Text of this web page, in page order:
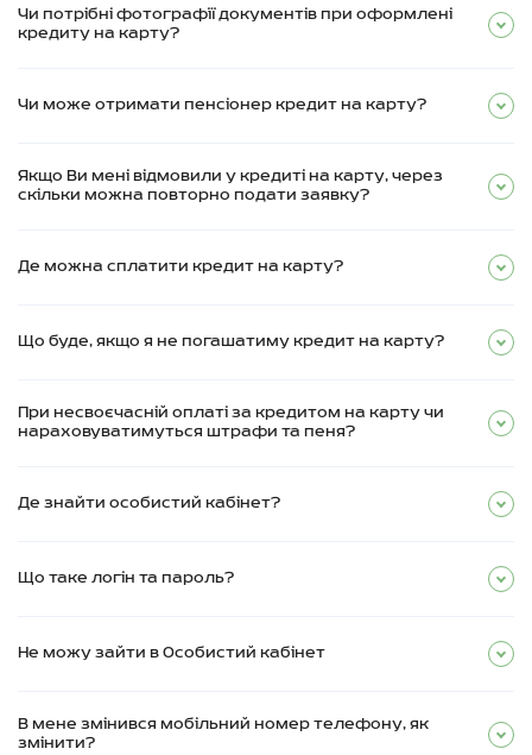
Чи потрібні фотографії документів при оформлені
кредиту на карту?
Чи може отримати пенсіонер кредит на карту?
Якщо Ви мені відмовили у кредиті на карту, через
скільки можна повторно подати заявку?
Де можна сплатити кредит на карту?
Що буде, якщо я не погашатиму кредит на карту?
При несвоєчасній оплаті за кредитом на карту чи
нараховуватимуться штрафи та пеня?
Де знайти особистий кабінет?
Що таке логін та пароль?
Не можу зайти в Особистий кабінет
В мене змінився мобільний номер телефону, як
змінити?